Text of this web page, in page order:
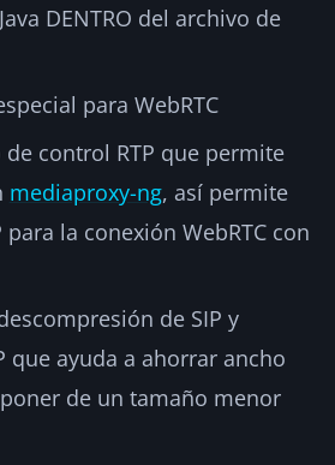
DENTRO del archivo de
para WebRTC
control RTP que permite
mediaproxy-ng, así permite
para la conexión WebRTC con
de SIP y
que ayuda a ahorrar ancho
de un tamaño menor